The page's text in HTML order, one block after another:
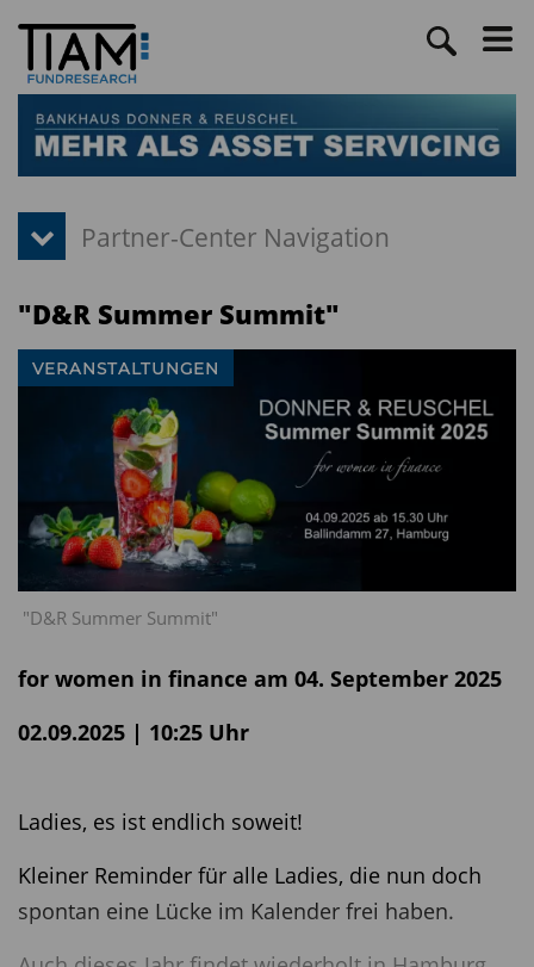
"D&R Summer Summit"
"D&R Summer Summit"
VERANSTALTUNGEN
for women in finance am 04. September 2025
02.09.2025 | 10:25 Uhr
Ladies, es ist endlich soweit!
Kleiner Reminder für alle Ladies, die nun doch
spontan eine Lücke im Kalender frei haben.